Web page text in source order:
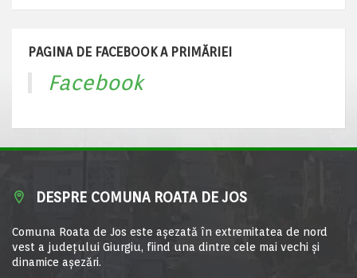
PAGINA DE FACEBOOK A PRIMĂRIEI
Facebook
DESPRE COMUNA ROATA DE JOS
Comuna Roata de Jos este aşezată în extremitatea de nord
vest a judeţului Giurgiu, fiind una dintre cele mai vechi şi
dinamice aşezări.